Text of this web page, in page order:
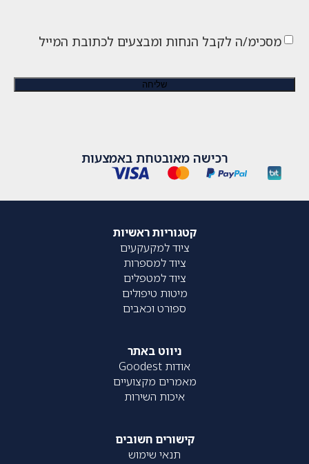
מסכימ/ה לקבל הנחות ומבצעים לכתובת המייל
רכישה מאובטחת באמצעות
קטגוריות ראשיות
ציוד למקעקעים
ציוד למספרות
ציוד למטפלים
מיטות טיפולים
ספורט וכאבים
ניווט באתר
אודות Goodest
מאמרים מקצועיים
איכות השירות
קישורים חשובים
תנאי שימוש